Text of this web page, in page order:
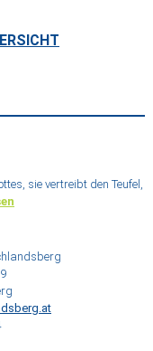
sie vertreibt den Teufel,